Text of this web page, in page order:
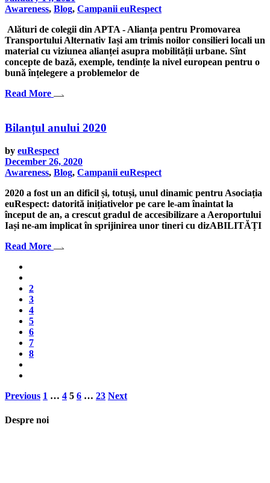
Awareness, Blog, Campanii euRespect
Alături de colegii din APTA - Alianța pentru Promovarea
Transportului Alternativ Iași am trimis noilor consilieri locali un
material cu viziunea alianței asupra mobilității urbane. Sînt
concepte de bază, exemple, tendințe la nivel european pentru o
bună înțelegere a problemelor de
Read More
Bilanțul anului 2020
by euRespect
December 26, 2020
Awareness, Blog, Campanii euRespect
2020 a fost un an dificil și, totuși, unul dinamic pentru Asociația
euRespect: datorită inițiativelor pe care le-am înaintat la
început de an, a crescut gradul de accesibilizare a Aeroportului
Iași ne-am implicat în sprijinirea unor tineri cu dizABILITĂȚI
Read More
2
3
4
5
6
7
8
Posts
pagination
Previous 1 … 4 5 6 … 23 Next
Despre noi